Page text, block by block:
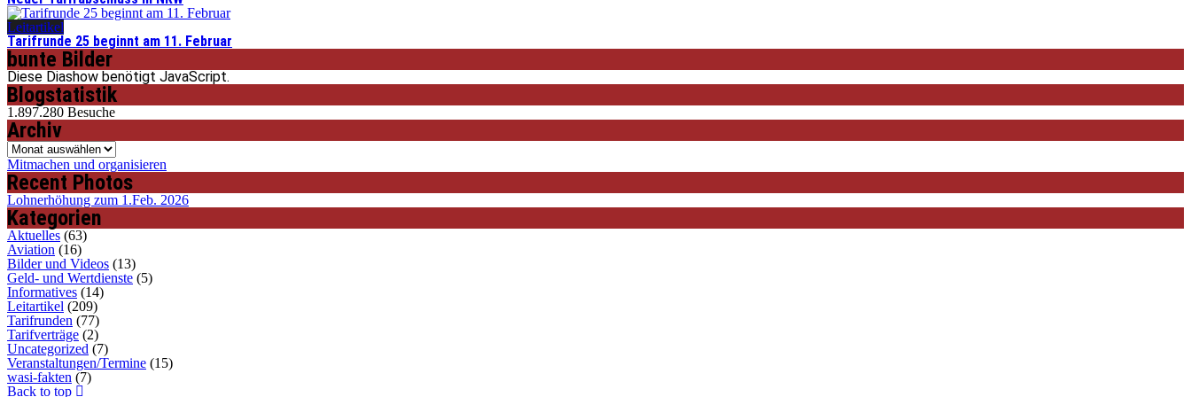
Leitartikel
Tarifrunde 25 beginnt am 11. Februar
bunte Bilder
Diese Diashow benötigt JavaScript.
Blogstatistik
1.897.280 Besuche
Archiv
Archiv
Mitmachen und organisieren
Recent Photos
Lohnerhöhung zum 1.Feb. 2026
Kategorien
Aktuelles (63)
Aviation (16)
Bilder und Videos (13)
Geld- und Wertdienste (5)
Informatives (14)
Leitartikel (209)
Tarifrunden (77)
Tarifverträge (2)
Uncategorized (7)
Veranstaltungen/Termine (15)
wasi-fakten (7)
Back to top